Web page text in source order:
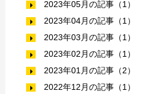
2023年05月の記事（1）
2023年04月の記事（1）
2023年03月の記事（1）
2023年02月の記事（1）
2023年01月の記事（2）
2022年12月の記事（1）